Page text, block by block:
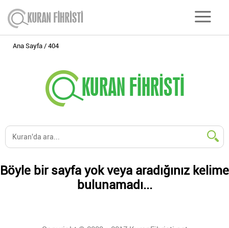
Ana Sayfa 404
Böyle bir sayfa yok veya aradığınız kelime
bulunamadı...